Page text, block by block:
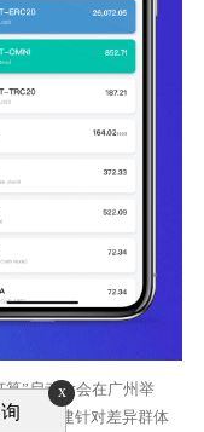
”启动大会在广州举
”，构建针对差异群体
x